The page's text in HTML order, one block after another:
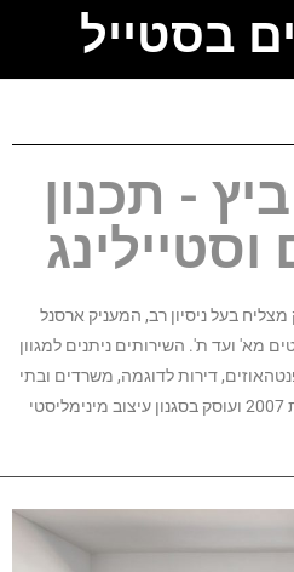
בסטייל
- תכנון
וסטיילינג
מצליח בעל ניסיון רב, המעניק ארסנל
מא' ועד ת'. השירותים ניתנים למגוון
דירות לדוגמה, משרדים ובתי
עסק יוקרתיים. המשרד הוקם בשנת 2007 ועוסק בסגנון עיצוב מינימליסטי